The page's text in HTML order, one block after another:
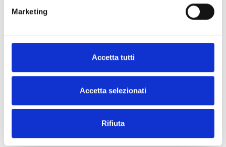
Marketing
Accetta tutti
Accetta selezionati
Rifiuta
Una cultura individualista che elogia i successi del singolo
e promuove il rinvio della gratificazione a favore del
La richiesta di perfezionismo da parte di un ambiente
educativo in cui viene data importanza alla prestazione e
persona. Sono presenti regole rigide di condotta morale,
eccessive richieste e aspettative di maturità e
responsabilità, frequenti confronti sociali, punizioni e
Un ambiente educativo disorganizzato: l’ambiente
trasmette insicurezza e paura, è caratterizzato da litigi e